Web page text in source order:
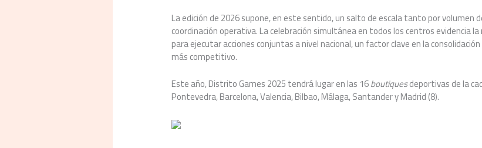
La edición de 2026 supone, en este sentido, un salto de escala tanto por volumen
coordinación operativa. La celebración simultánea en todos los centros evidencia
para ejecutar acciones conjuntas a nivel nacional, un factor clave en la
más competitivo.
Este año, Distrito Games 2025 tendrá lugar en las 16boutiquesdeportivas de la
Pontevedra, Barcelona, Valencia, Bilbao, Málaga, Santander y Madrid (8).